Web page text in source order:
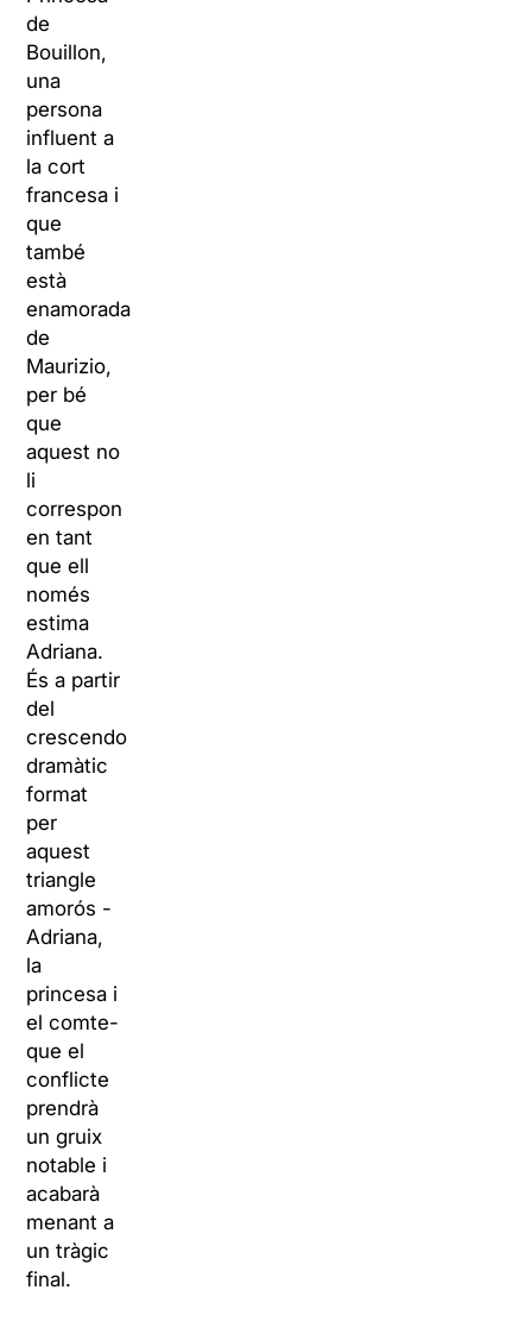
de
Bouillon,
una
persona
influent a
la cort
francesa i
que
també
està
enamorada
de
Maurizio,
per bé
que
aquest no
li
correspon
en tant
que ell
només
estima
Adriana.
És a partir
del
crescendo
dramàtic
format
per
aquest
triangle
amorós -
Adriana,
la
princesa i
el comte-
que el
conflicte
prendrà
un gruix
notable i
acabarà
menant a
un tràgic
final.